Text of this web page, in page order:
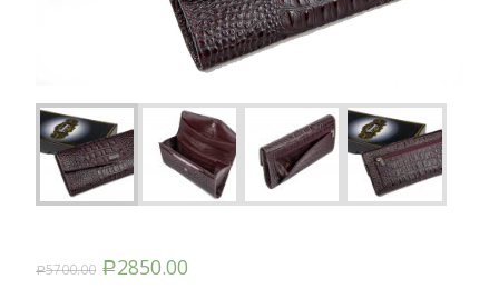
Р5700.00 Р2850.00